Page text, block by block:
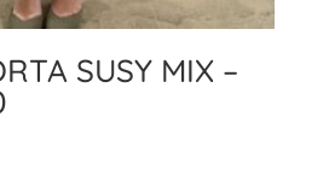
SUSY MIX –